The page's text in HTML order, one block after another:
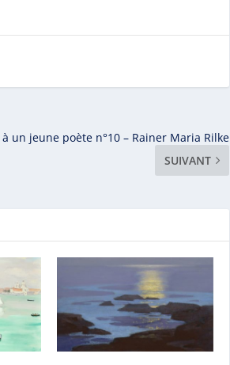
un jeune poète n°10 – Rainer Maria Rilke
SUIVANT